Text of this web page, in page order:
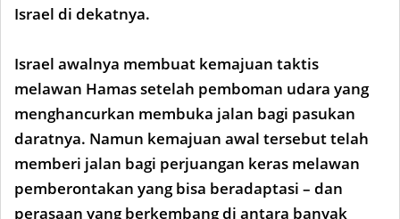
Israel di dekatnya.
Israel awalnya membuat kemajuan taktis
melawan Hamas setelah pemboman udara yang
menghancurkan membuka jalan bagi pasukan
daratnya. Namun kemajuan awal tersebut telah
memberi jalan bagi perjuangan keras melawan
pemberontakan yang bisa beradaptasi – dan
perasaan yang berkembang di antara banyak